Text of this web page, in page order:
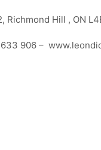
Richmond Hill , ON
906 –